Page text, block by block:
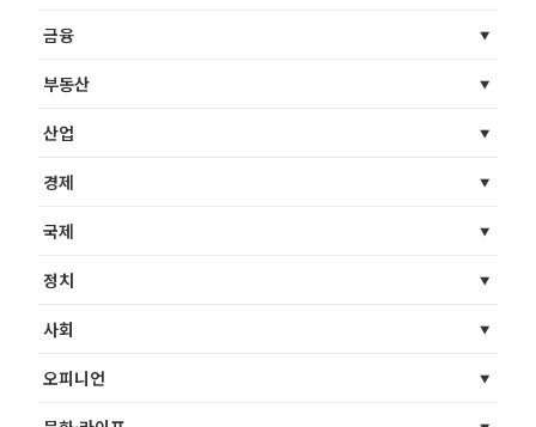
금융
부동산
산업
경제
국제
정치
사회
오피니언